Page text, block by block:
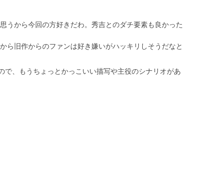
うから今回の方好きだわ。秀吉とのダチ要素も良かった
ら旧作からのファンは好き嫌いがハッキリしそうだなと
、もうちょっとかっこいい描写や主役のシナリオがあ